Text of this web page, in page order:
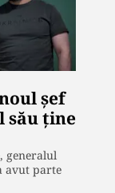
șef
său ține
generalul
avut parte